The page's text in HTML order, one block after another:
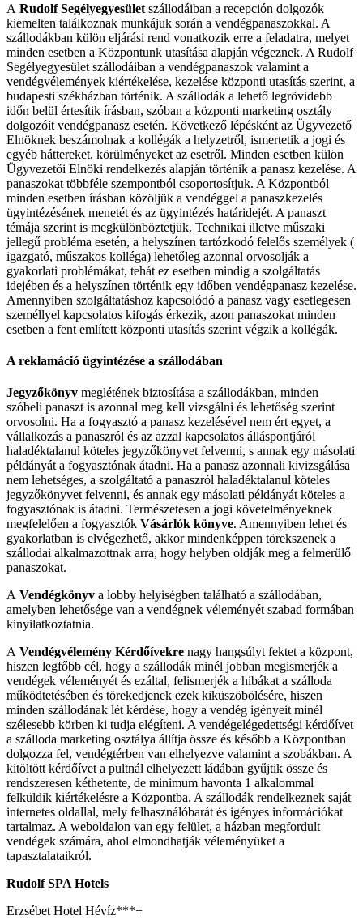
A Rudolf Segélyegyesület szállodáiban a recepción dolgozók
kiemelten találkoznak munkájuk során a vendégpanaszokkal. A
szállodákban külön eljárási rend vonatkozik erre a feladatra, melyet
minden esetben a Központunk utasítása alapján végeznek. A Rudolf
Segélyegyesület szállodáiban a vendégpanaszok valamint a
vendégvélemények kiértékelése, kezelése központi utasítás szerint, a
budapesti székházban történik. A szállodák a lehető legrövidebb
időn belül értesítik írásban, szóban a központi marketing osztály
dolgozóit vendégpanasz esetén. Következő lépésként az Ügyvezető
Elnöknek beszámolnak a kollégák a helyzetről, ismertetik a jogi és
egyéb háttereket, körülményeket az esetről. Minden esetben külön
Ügyvezetői Elnöki rendelkezés alapján történik a panasz kezelése. A
panaszokat többféle szempontból csoportosítjuk. A Központból
minden esetben írásban közöljük a vendéggel a panaszkezelés
ügyintézésének menetét és az ügyintézés határidejét. A panaszt
témája szerint is megkülönböztetjük. Technikai illetve műszaki
jellegű probléma esetén, a helyszínen tartózkodó felelős személyek (
igazgató, műszakos kolléga) lehetőleg azonnal orvosolják a
gyakorlati problémákat, tehát ez esetben mindig a szolgáltatás
idejében és a helyszínen történik egy időben vendégpanasz kezelése.
Amennyiben szolgáltatáshoz kapcsolódó a panasz vagy esetlegesen
személlyel kapcsolatos kifogás érkezik, azon panaszokat minden
esetben a fent említett központi utasítás szerint végzik a kollégák.
A reklamáció ügyintézése a szállodában
Jegyzőkönyv meglétének biztosítása a szállodákban, minden
szóbeli panaszt is azonnal meg kell vizsgálni és lehetőség szerint
orvosolni. Ha a fogyasztó a panasz kezelésével nem ért egyet, a
vállalkozás a panaszról és az azzal kapcsolatos álláspontjáról
haladéktalanul köteles jegyzőkönyvet felvenni, s annak egy másolati
példányát a fogyasztónak átadni. Ha a panasz azonnali kivizsgálása
nem lehetséges, a szolgáltató a panaszról haladéktalanul köteles
jegyzőkönyvet felvenni, és annak egy másolati példányát köteles a
fogyasztónak is átadni. Természetesen a jogi követelményeknek
megfelelően a fogyasztók Vásárlók könyve. Amennyiben lehet és
gyakorlatban is elvégezhető, akkor mindenképpen törekszenek a
szállodai alkalmazottnak arra, hogy helyben oldják meg a felmerülő
panaszokat.
A Vendégkönyv a lobby helyiségben található a szállodában,
amelyben lehetősége van a vendégnek véleményét szabad formában
kinyilatkoztatnia.
A Vendégvélemény Kérdőívekre nagy hangsúlyt fektet a központ,
hiszen legfőbb cél, hogy a szállodák minél jobban megismerjék a
vendégek véleményét és ezáltal, felismerjék a hibákat a szálloda
működtetésében és törekedjenek ezek kiküszöbölésére, hiszen
minden szállodának lét kérdése, hogy a vendég igényeit minél
szélesebb körben ki tudja elégíteni. A vendégelégedettségi kérdőívet
a szálloda marketing osztálya állítja össze és később a Központban
dolgozza fel, vendégtérben van elhelyezve valamint a szobákban. A
kitöltött kérdőívet a pultnál elhelyezett ládában gyűjtik össze és
rendszeresen kéthetente, de minimum havonta 1 alkalommal
felküldik kiértékelésre a Központba. A szállodák rendelkeznek saját
internetes oldallal, mely felhasználóbarát és igényes információkat
tartalmaz. A weboldalon van egy felület, a házban megfordult
vendégek számára, ahol elmondhatják véleményüket a
tapasztalataikról.
Rudolf SPA Hotels
Erzsébet Hotel Hévíz***+